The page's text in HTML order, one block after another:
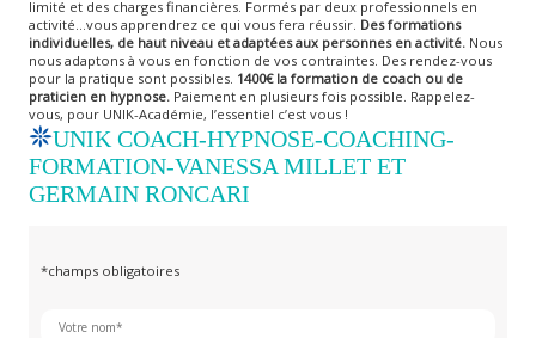
limité et des charges financières. Formés par deux professionnels en
activité…vous apprendrez ce qui vous fera réussir. Des formations
individuelles, de haut niveau et adaptées aux personnes en activité.Nous
nous adaptons à vous en fonction de vos contraintes. Des rendez-vous
pour la pratique sont possibles. 1400€ la formation de coach ou de
praticien en hypnose.Paiement en plusieurs fois possible. Rappelez-
vous, pour UNIK-Académie, l’essentiel c’est vous !
UNIK COACH-HYPNOSE-COACHING-
FORMATION-VANESSA MILLET ET
GERMAIN RONCARI
*champs obligatoires